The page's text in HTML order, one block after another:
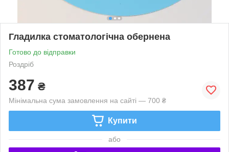
Гладилка стоматологічна обернена
Готово до відправки
Роздріб
387 ₴
Мінімальна сума замовлення на сайті — 700 ₴
Купити
або